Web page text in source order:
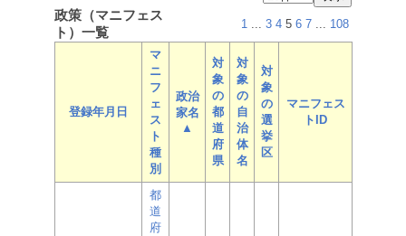
政策（マニフェス
ト）一覧
1 ... 3 4 5 6 7 ... 108
登録年月日
マ
ニ
フ
ェ
ス
ト
種
別
政治
家名
▲
対
象
の
都
道
府
県
対
象
の
自
治
体
名
対
象
の
選
挙
区
マニフェス
トID
都
道
府